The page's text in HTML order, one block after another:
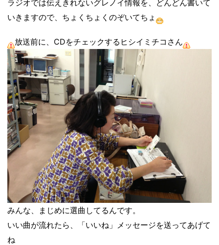
ラジオでは伝えきれないグレノイ情報を、どんどん書いて
いきますので、ちょくちょくのぞいてちょ
放送前に、CDをチェックするヒシイミチコさん
みんな、まじめに選曲してるんです。
いい曲が流れたら、「いいね」メッセージを送ってあげて
ね